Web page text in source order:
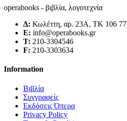
operabooks - βιβλία, λογοτεχνία
Δ: Κωλέττη, αρ. 23Α, ΤΚ 106 77
E: info@operabooks.gr
Τ: 210-3304546
F: 210-3303634
Information
Βιβλία
Συγγραφείς
Εκδόσεις Όπερα
Privacy Policy